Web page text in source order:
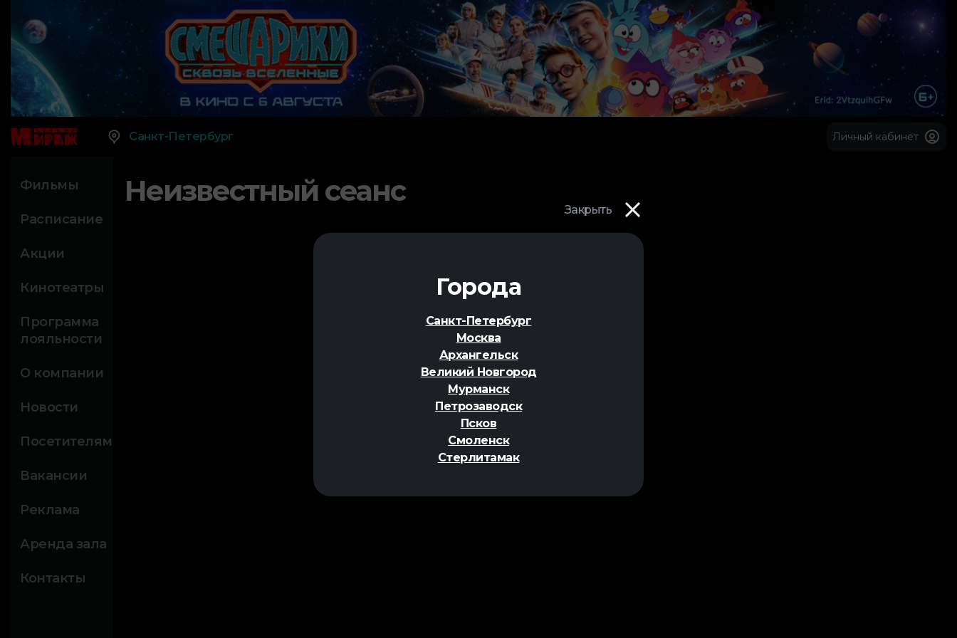
Закрыть
Города
Санкт-Петербург
Москва
Архангельск
Великий Новгород
Мурманск
Петрозаводск
Псков
Смоленск
Стерлитамак
Санкт-Петербург Личный кабинет
Фильмы
Расписание
Акции
Кинотеатры
Программа
лояльности
О компании
Новости
Посетителям
Вакансии
Реклама
Аренда зала
Контакты
Неизвестный сеанс